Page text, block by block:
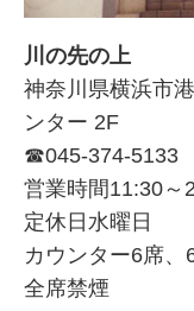
川の先の上
神奈川県横浜市
ンター 2F
☎045-374-5133
営業時間11:30～
定休日水曜日
カウンター6席、
全席禁煙